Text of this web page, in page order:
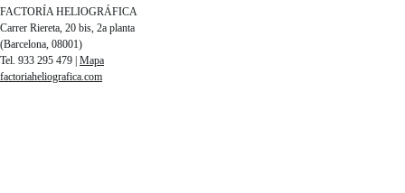
FACTORÍA HELIOGRÁFICA
Carrer Riereta, 20 bis, 2a planta
(Barcelona, 08001)
Tel. 933 295 479 | Mapa
factoriaheliografica.com